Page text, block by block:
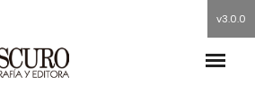
v3.0.0